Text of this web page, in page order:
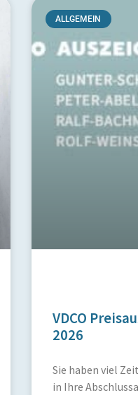
ALLGEMEIN
VDCO
2026
Sie haben viel
in Ihre